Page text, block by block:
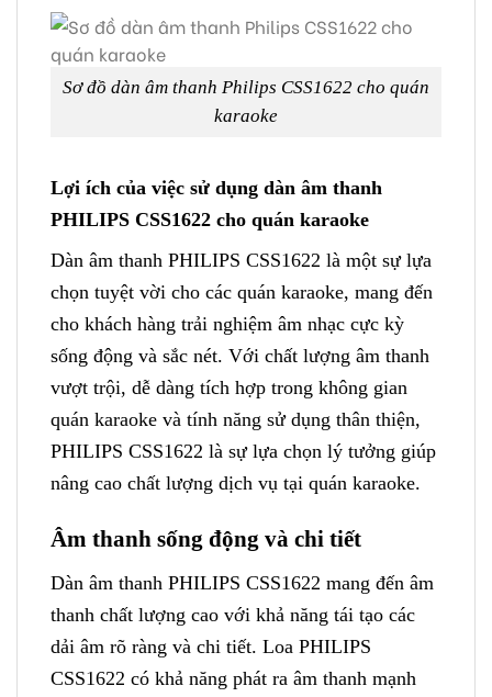
Sơ đồ dàn âm thanh Philips CSS1622 cho quán
karaoke
Lợi ích của việc sử dụng dàn âm thanh
PHILIPS CSS1622 cho quán karaoke
Dàn âm thanh PHILIPS CSS1622 là một sự lựa
chọn tuyệt vời cho các quán karaoke, mang đến
cho khách hàng trải nghiệm âm nhạc cực kỳ
sống động và sắc nét. Với chất lượng âm thanh
vượt trội, dễ dàng tích hợp trong không gian
quán karaoke và tính năng sử dụng thân thiện,
PHILIPS CSS1622 là sự lựa chọn lý tưởng giúp
nâng cao chất lượng dịch vụ tại quán karaoke.
Âm thanh sống động và chi tiết
Dàn âm thanh PHILIPS CSS1622 mang đến âm
thanh chất lượng cao với khả năng tái tạo các
dải âm rõ ràng và chi tiết. Loa PHILIPS
CSS1622 có khả năng phát ra âm thanh mạnh